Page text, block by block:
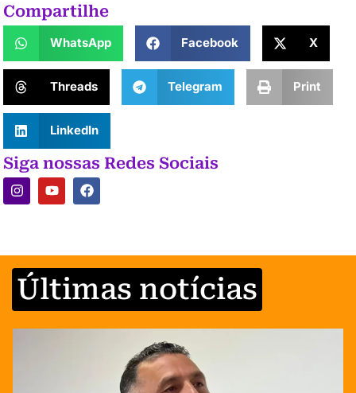
Compartilhe
WhatsApp Facebook X
Threads Telegram Print
LinkedIn
Siga nossas Redes Sociais
Últimas notícias